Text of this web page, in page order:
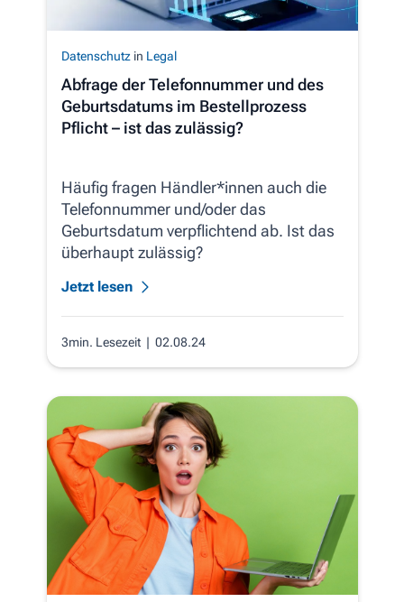
Datenschutz in Legal
Abfrage der Telefonnummer und des
Geburtsdatums im Bestellprozess
Pflicht – ist das zulässig?
Häufig fragen Händler*innen auch die
Telefonnummer und/oder das
Geburtsdatum verpflichtend ab. Ist das
überhaupt zulässig?
Jetzt lesen
3min. Lesezeit | 02.08.24